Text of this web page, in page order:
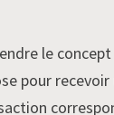
le concept
pour